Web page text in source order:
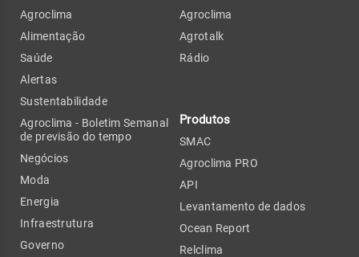
Agroclima
Alimentação
Saúde
Alertas
Sustentabilidade
Agroclima - Boletim Semanal
de previsão do tempo
Negócios
Moda
Energia
Infraestrutura
Governo
Agroclima
Agrotalk
Rádio
Produtos
SMAC
Agroclima PRO
API
Levantamento de dados
Ocean Report
Relclima